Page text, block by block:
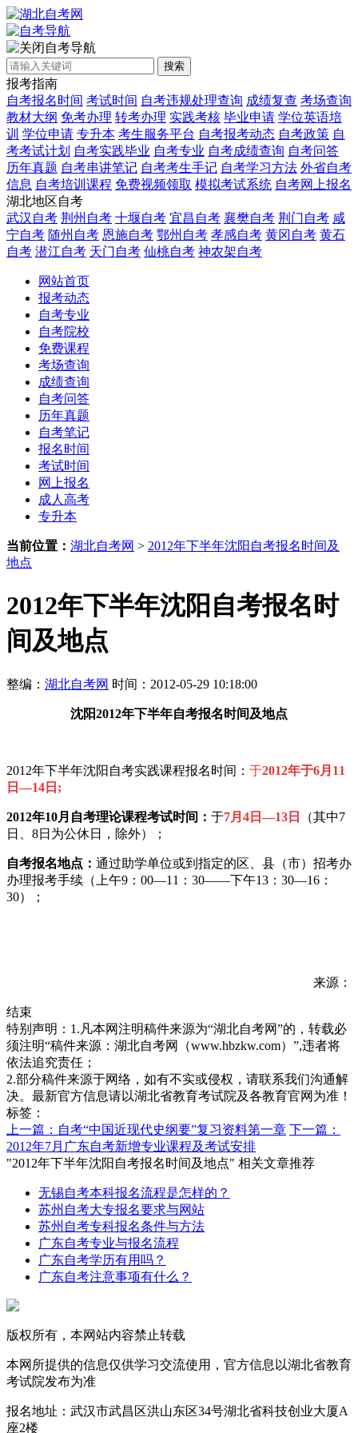
自考导航
搜索
报考指南
自考报名时间 考试时间 自考违规处理查询 成绩复查 考场查询
教材大纲 免考办理 转考办理 实践考核 毕业申请 学位英语培
训 学位申请 专升本 考生服务平台 自考报考动态 自考政策 自
考考试计划 自考实践毕业 自考专业 自考成绩查询 自考问答
历年真题 自考串讲笔记 自考考生手记 自考学习方法 外省自考
信息 自考培训课程 免费视频领取 模拟考试系统 自考网上报名
湖北地区自考
武汉自考 荆州自考 十堰自考 宜昌自考 襄樊自考 荆门自考 咸
宁自考 随州自考 恩施自考 鄂州自考 孝感自考 黄冈自考 黄石
自考 潜江自考 天门自考 仙桃自考 神农架自考
网站首页
报考动态
自考专业
自考院校
免费课程
考场查询
成绩查询
自考问答
历年真题
自考笔记
报名时间
考试时间
网上报名
成人高考
专升本
当前位置： 湖北自考网 > 2012年下半年沈阳自考报名时间及
地点
2012年下半年沈阳自考报名时
间及地点
整编： 湖北自考网 时间：2012-05-29 10:18:00
沈阳2012年下半年自考报名时间及地点
2012年下半年沈阳自考实践课程报名时间： 于2012年于6月11
日—14日;
2012年10月 自考理论课程考试时间： 于7月4日—13日
（其中7
日、8日为公休日，除外）；
自考报名地点： 通过助学单位或到指定的区、县（市）招考办
办理报考手续（上午9：00—11：30——下午13：30—16：
30）；
来源：
结束
特别声明：1.凡本网注明稿件来源为“湖北自考网”的，转载必
须注明“稿件来源：湖北自考网（www.hbzkw.com）”,违者将
依法追究责任；
2.部分稿件来源于网络，如有不实或侵权，请联系我们沟通解
决。最新官方信息请以湖北省教育考试院及各教育官网为准！
标签：
上一篇：自考“中国近现代史纲要”复习资料第一章 下一篇：
2012年7月广东自考新增专业课程及考试安排
"2012年下半年沈阳自考报名时间及地点" 相关文章推荐
无锡自考本科报名流程是怎样的？
苏州自考大专报名要求与网站
苏州自考专科报名条件与方法
广东自考专业与报名流程
广东自考学历有用吗？
广东自考注意事项有什么？
版权所有，本网站内容禁止转载
本网所提供的信息仅供学习交流使用，官方信息以湖北省教育
考试院发布为准
报名地址：武汉市武昌区洪山东区34号湖北省科技创业大厦A
座2楼